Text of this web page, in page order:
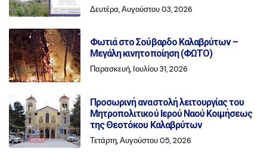
Δευτέρα, Αυγούστου 03, 2026
Φωτιά στο Σούβαρδο Καλαβρύτων –
Μεγάλη κινητοποίηση (ΦΩΤΟ)
Παρασκευή, Ιουλίου 31, 2026
Προσωρινή αναστολή λειτουργίας του
Μητροπολιτικού Ιερού Ναού Κοιμήσεως
της Θεοτόκου Καλαβρύτων
Τετάρτη, Αυγούστου 05, 2026